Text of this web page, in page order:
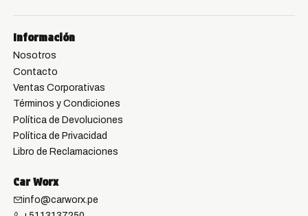
Información
Nosotros
Contacto
Ventas Corporativas
Términos y Condiciones
Política de Devoluciones
Política de Privacidad
Libro de Reclamaciones
Car Worx
info@carworx.pe